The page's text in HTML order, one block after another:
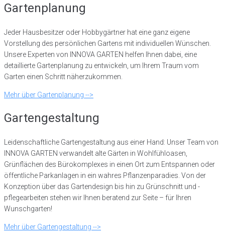
Gartenplanung
Jeder Hausbesitzer oder Hobbygärtner hat eine ganz eigene
Vorstellung des persönlichen Gartens mit individuellen Wünschen.
Unsere Experten von INNOVA GARTEN helfen Ihnen dabei, eine
detaillierte Gartenplanung zu entwickeln, um Ihrem Traum vom
Garten einen Schritt näherzukommen.
Mehr über Gartenplanung -->
Gartengestaltung
Leidenschaftliche Gartengestaltung aus einer Hand: Unser Team von
INNOVA GARTEN verwandelt alte Gärten in Wohlfühloasen,
Grünflächen des Bürokomplexes in einen Ort zum Entspannen oder
öffentliche Parkanlagen in ein wahres Pflanzenparadies. Von der
Konzeption über das Gartendesign bis hin zu Grünschnitt und -
pflegearbeiten stehen wir Ihnen beratend zur Seite – für Ihren
Wunschgarten!
Mehr über Gartengestaltung -->